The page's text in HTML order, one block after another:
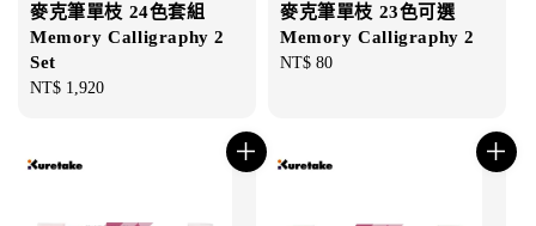
麥克筆單枝 24色套組
Memory Calligraphy 2
Set
Regular
NT$ 1,920
麥克筆單枝 23色可選
Memory Calligraphy 2
Regular
NT$ 80